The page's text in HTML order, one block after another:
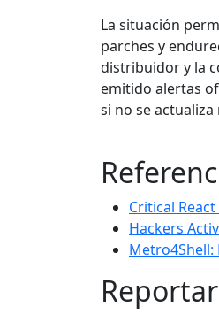
La situación
parches y
distribuidor y la
emitido alertas
si no se
Critical
Hackers
Metro4Shell: